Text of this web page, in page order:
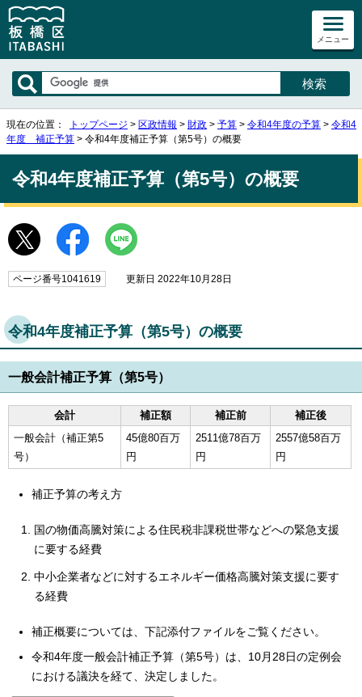
メニュー
現在の位置： トップページ > 区政情報 > 財政 > 予算 > 令和4年度の予算 > 令和4
年度 補正予算 > 令和4年度補正予算（第5号）の概要
令和4年度補正予算（第5号）の概要
ページ番号1041619 更新日 2022年10月28日
令和4年度補正予算（第5号）の概要
一般会計補正予算（第5号）
会計 補正額 補正前
補正後
一般会計（補正第5
号）
45億80百万
円
2511億78百万
円
2557億58百万
円
補正予算の考え方
国の物価高騰対策による住民税非課税世帯などへの緊急支援
に要する経費
中小企業者などに対するエネルギー価格高騰対策支援に要す
る経費
補正概要については、下記添付ファイルをご覧ください。
令和4年度一般会計補正予算（第5号）は、10月28日の定例会
における議決を経て、決定しました。